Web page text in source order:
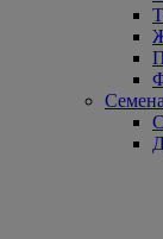
Семена